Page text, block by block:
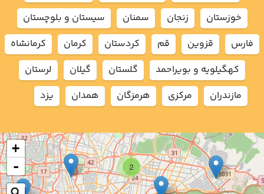
2
+
-
خوزستان
زنجان سمنان
سيستان و بلوچستان
فارس
قزوين قم كردستان كرمان
كرمانشاه
كهگيلويه و بويراحمد
گلستان گيلان
لرستان
مازندران
مركزي هرمزگان همدان يزد